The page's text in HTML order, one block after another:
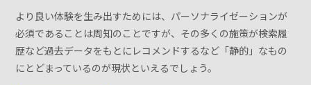
より良い体験を生み出すためには、パーソナライゼーションが
必須であることは周知のことですが、その多くの施策が検索履
歴など過去データをもとにレコメンドするなど「静的」なもの
にとどまっているのが現状といえるでしょう。